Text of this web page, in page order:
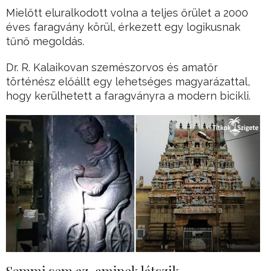
Mielőtt eluralkodott volna a teljes őrület a 2000
éves faragvány körül, érkezett egy logikusnak
tűnő megoldás.
Dr. R. Kalaikovan szemészorvos és amatőr
történész előállt egy lehetséges magyarázattal,
hogy kerülhetett a faragványra a modern bicikli.